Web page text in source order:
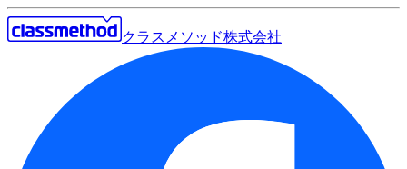
クラスメソッド株式会社